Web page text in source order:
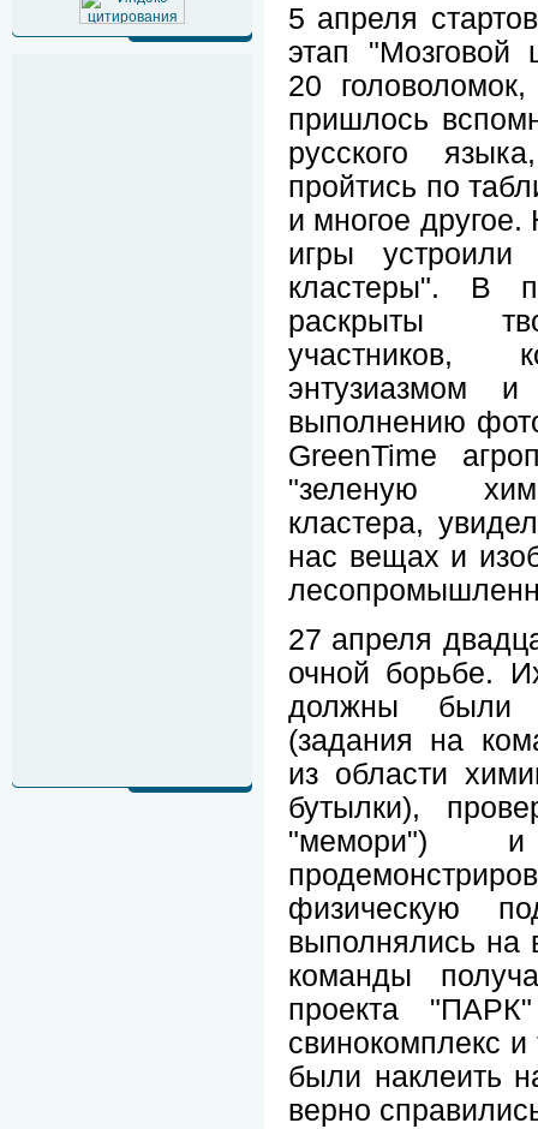
5 апреля
этап
20
пришлось
русского
пройтись по
и многое другое.
игры
кластеры". В
раскрыты
энтузиазмом
выполнению
GreenTime
"зеленую
кластера,
нас вещах и
27 апреля
очной борьбе.
должны были
(задания на
из области
бутылки),
физическую
выполнялись на
команды
проекта
свинокомплекс
были наклеить
верно